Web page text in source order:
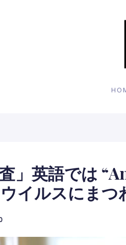
査」英語では
イルスにまつ